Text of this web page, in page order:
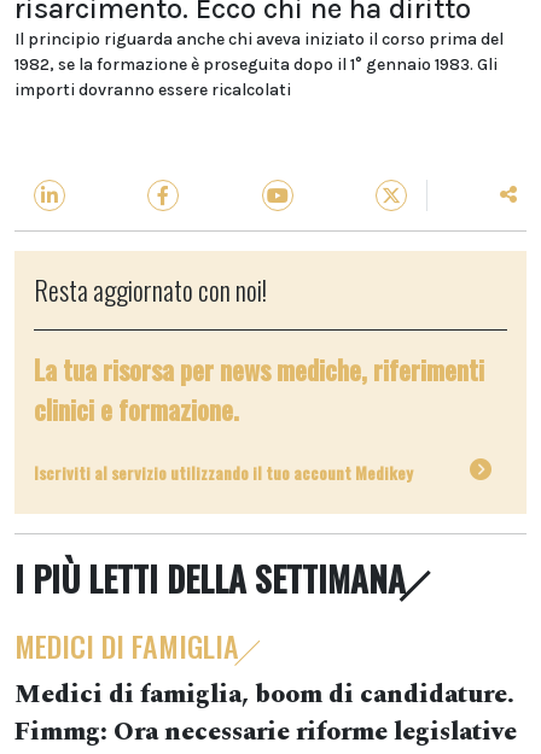
risarcimento. Ecco chi ne ha diritto
Il principio riguarda anche chi aveva iniziato il corso prima del
1982, se la formazione è proseguita dopo il 1° gennaio 1983. Gli
importi dovranno essere ricalcolati
Resta aggiornato con noi!
La tua risorsa per news mediche, riferimenti
clinici e formazione.
Iscriviti al servizio utilizzando il tuo account Medikey
I PIÙ LETTI DELLA SETTIMANA
MEDICI DI FAMIGLIA
Medici di famiglia, boom di candidature.
Fimmg: Ora necessarie riforme legislative